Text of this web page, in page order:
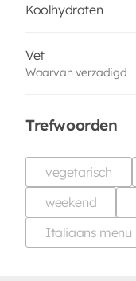
Koolhydraten
Vet
Waarvan verzadigd
Trefwoorden
vegetarisch
weekend
Italiaans menu